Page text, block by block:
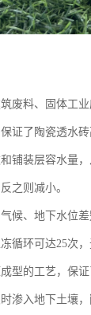
废料、固体工
证了陶瓷透水
铺装层容水量
之则减小。
候、地下水位
循环可达25次
型的工艺，保
渗入地下土壤